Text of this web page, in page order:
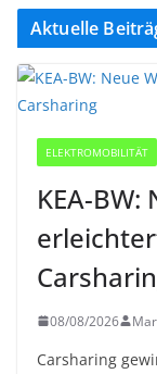
Aktuelle
ELEKTROMOBILITÄT
KEA-
08/08/2026
Carsharing